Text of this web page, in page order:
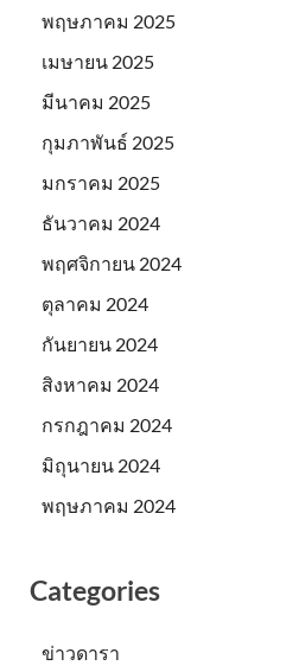
พฤษภาคม 2025
เมษายน 2025
มีนาคม 2025
กุมภาพันธ์ 2025
มกราคม 2025
ธันวาคม 2024
พฤศจิกายน 2024
ตุลาคม 2024
กันยายน 2024
สิงหาคม 2024
กรกฎาคม 2024
มิถุนายน 2024
พฤษภาคม 2024
Categories
ข่าวดารา